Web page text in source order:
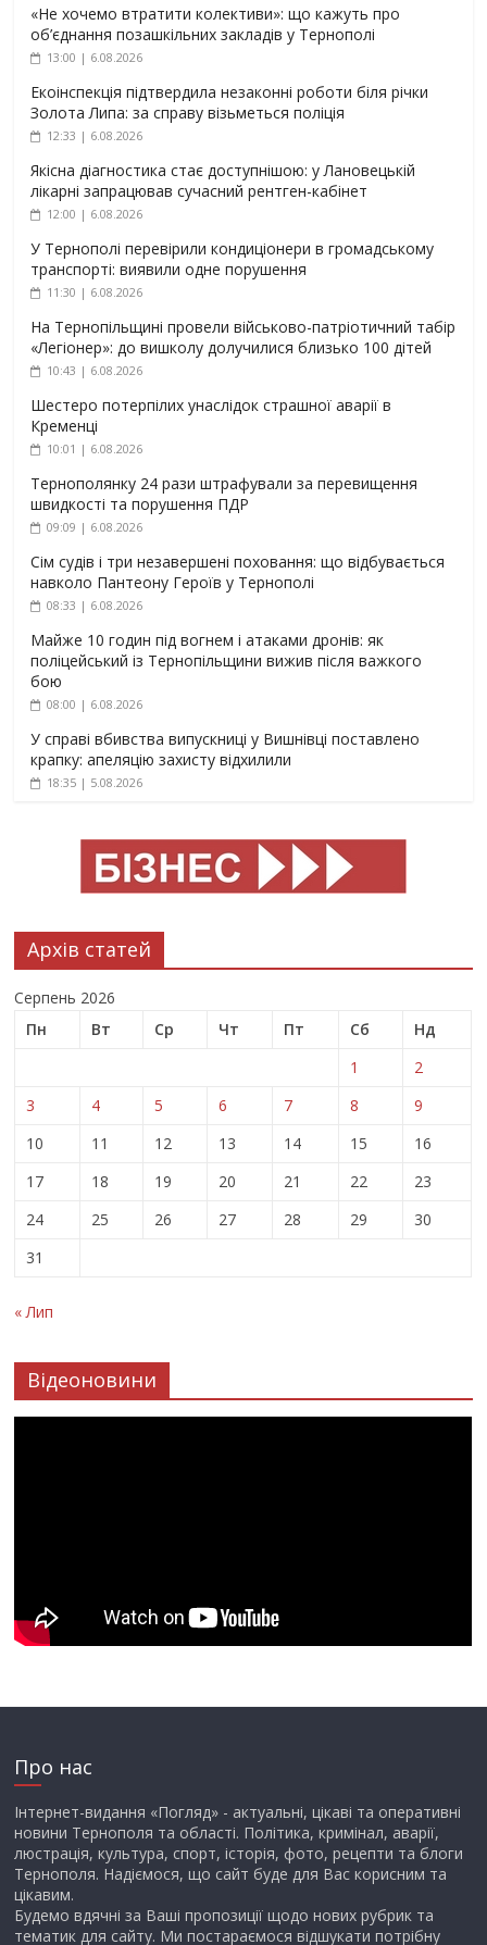
«Не хочемо втратити колективи»: що кажуть про
об’єднання позашкільних закладів у Тернополі
13:00 | 6.08.2026
Екоінспекція підтвердила незаконні роботи біля річки
Золота Липа: за справу візьметься поліція
12:33 | 6.08.2026
Якісна діагностика стає доступнішою: у Лановецькій
лікарні запрацював сучасний рентген-кабінет
12:00 | 6.08.2026
У Тернополі перевірили кондиціонери в громадському
транспорті: виявили одне порушення
11:30 | 6.08.2026
На Тернопільщині провели військово-патріотичний табір
«Легіонер»: до вишколу долучилися близько 100 дітей
10:43 | 6.08.2026
Шестеро потерпілих унаслідок страшної аварії в
Кременці
10:01 | 6.08.2026
Тернополянку 24 рази штрафували за перевищення
швидкості та порушення ПДР
09:09 | 6.08.2026
Сім судів і три незавершені поховання: що відбувається
навколо Пантеону Героїв у Тернополі
08:33 | 6.08.2026
Майже 10 годин під вогнем і атаками дронів: як
поліцейський із Тернопільщини вижив після важкого
бою
08:00 | 6.08.2026
У справі вбивства випускниці у Вишнівці поставлено
крапку: апеляцію захисту відхилили
18:35 | 5.08.2026
Архів статей
Серпень 2026
Пн
Вт Ср Чт Пт Сб
Нд
1
2
3
4 5 6 7 8
9
10
11 12 13 14 15
16
17
18 19 20 21 22
23
24
25 26 27 28 29
30
31
« Лип
Відеоновини
Про нас
Інтернет-видання «Погляд» - актуальні, цікаві та оперативні
новини Тернополя та області. Політика, кримінал, аварії,
люстрація, культура, спорт, історія, фото, рецепти та блоги
Тернополя. Надіємося, що сайт буде для Вас корисним та
цікавим.
Будемо вдячні за Ваші пропозиції щодо нових рубрик та
тематик для сайту. Ми постараємося відшукати потрібну